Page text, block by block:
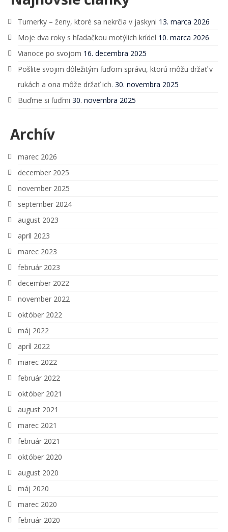
Turnerky – ženy, ktoré sa nekrčia v jaskyni 13. marca 2026
Moje dva roky s hľadačkou motýlich krídel 10. marca 2026
Vianoce po svojom 16. decembra 2025
Pošlite svojim dôležitým ľuďom správu, ktorú môžu držať v
rukách a ona môže držať ich. 30. novembra 2025
Buďme si ľuďmi 30. novembra 2025
Archív
marec 2026
december 2025
november 2025
september 2024
august 2023
apríl 2023
marec 2023
február 2023
december 2022
november 2022
október 2022
máj 2022
apríl 2022
marec 2022
február 2022
október 2021
august 2021
marec 2021
február 2021
október 2020
august 2020
máj 2020
marec 2020
február 2020